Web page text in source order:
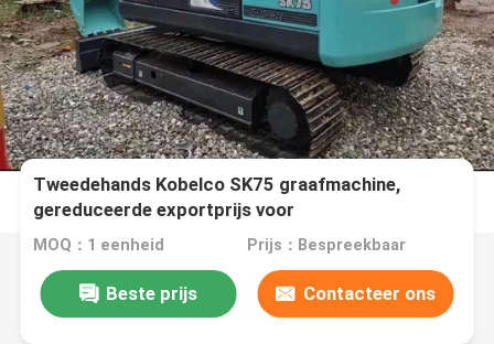
Tweedehands Kobelco SK75 graafmachine,
gereduceerde exportprijs voor
MOQ：1 eenheid Prijs：Bespreekbaar
Beste prijs Contacteer ons